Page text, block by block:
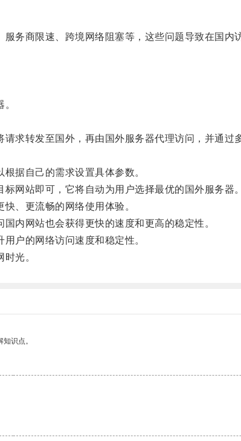
商限速、跨境网络阻塞等，这些问题导致在国内
转发至国外，再由国外服务器代理访问，并通过
据自己的需求设置具体参数。
站即可，它将自动为用户选择最优的国外服务器。
、更流畅的网络使用体验。
内网站也会获得更快的速度和更高的稳定性。
户的网络访问速度和稳定性。
光。
识点。